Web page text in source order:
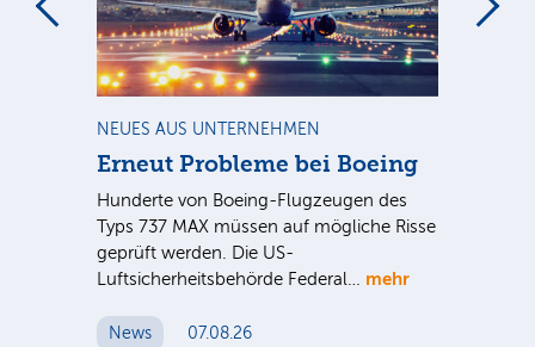
NEUES AUS UNTERNEHMEN
Erneut Probleme bei Boeing
Hunderte von Boeing-Flugzeugen des
Typs 737 MAX müssen auf mögliche Risse
geprüft werden. Die US-
Luftsicherheitsbehörde Federal… mehr
News 07.08.26